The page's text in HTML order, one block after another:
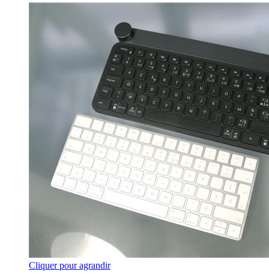
Cliquer pour agrandir